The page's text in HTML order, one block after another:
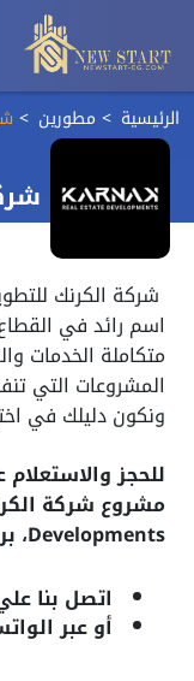
الرئيسية مطورين
شركة الكرنك
اسم رائد في
متكاملة الخدمات
المشروعات التي
ونكون دليلك في
للحجز
Developments،
اتصل بنا
أو عبر